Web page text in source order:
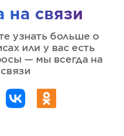
на связи
узнать больше о
или у вас есть
— мы всегда на
связи